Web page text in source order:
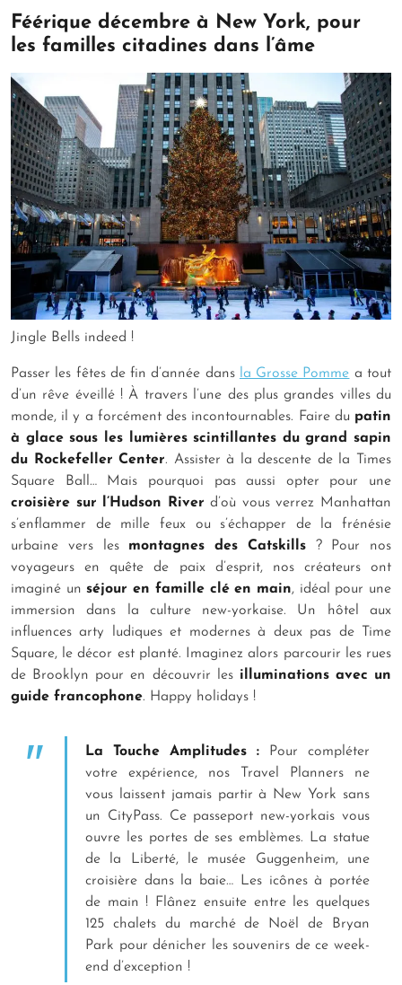
Féérique décembre à New York, pour
les familles citadines dans l’âme
Jingle Bells indeed !
Passer les fêtes de fin d’année dans la Grosse Pomme a tout
d’un rêve éveillé ! À travers l’une des plus grandes villes du
monde, il y a forcément des incontournables. Faire du patin
à glace sous les lumières scintillantes du grand sapin
du Rockefeller Center. Assister à la descente de la Times
Square Ball… Mais pourquoi pas aussi opter pour une
croisière sur l’Hudson Riverd’où vous verrez Manhattan
s’enflammer de mille feux ou s’échapper de la frénésie
urbaine vers les montagnes des Catskills? Pour nos
voyageurs en quête de paix d’esprit, nos créateurs ont
imaginé unséjour en famille clé en main, idéal pour une
immersion dans la culture new-yorkaise. Un hôtel aux
influences arty ludiques et modernes à deux pas de Time
Square, le décor est planté. Imaginez alors parcourir les rues
de Brooklyn pour en découvrir les illuminations avec un
guide francophone. Happy holidays !
La Touche Amplitudes : Pour compléter
votre expérience, nos Travel Planners ne
vous laissent jamais partir à New York sans
un CityPass. Ce passeport new-yorkais vous
ouvre les portes de ses emblèmes. La statue
de la Liberté, le musée Guggenheim, une
croisière dans la baie… Les icônes à portée
de main ! Flânez ensuite entre les quelques
125 chalets du marché de Noël de Bryan
Park pour dénicher les souvenirs de ce week-
end d’exception !